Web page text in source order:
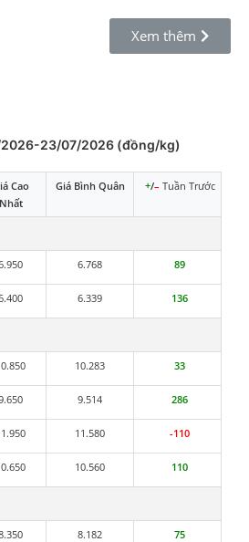
Xem thêm
2026-23/07/2026 (đồng/kg)
Cao
Nhất
Giá Bình Quân +/– Tuần Trước
6.768 89
6.339 136
10.283 33
9.514 286
11.580 -110
10.560 110
8.182 75